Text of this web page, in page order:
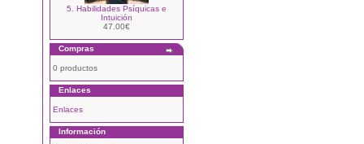
5. Habilidades Psíquicas e
Intuición
47.00€
Compras
0 productos
Enlaces
Enlaces
Información